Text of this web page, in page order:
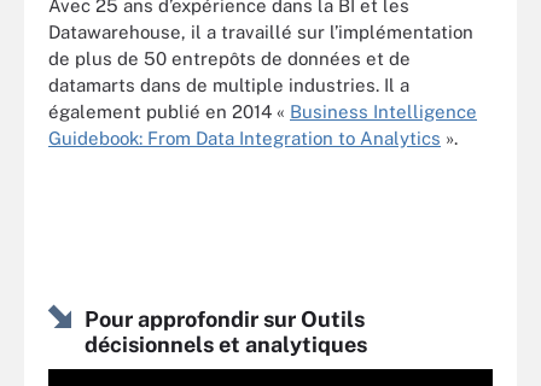
Avec 25 ans d’expérience dans la BI et les
Datawarehouse, il a travaillé sur l’implémentation
de plus de 50 entrepôts de données et de
datamarts dans de multiple industries. Il a
également publié en 2014 « Business Intelligence
Guidebook: From Data Integration to Analytics ».
Pour approfondir sur Outils
décisionnels et analytiques